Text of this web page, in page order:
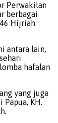
Perwakilan
berbagai
Hijriah
antara lain,
hafalan
yang juga
KH.